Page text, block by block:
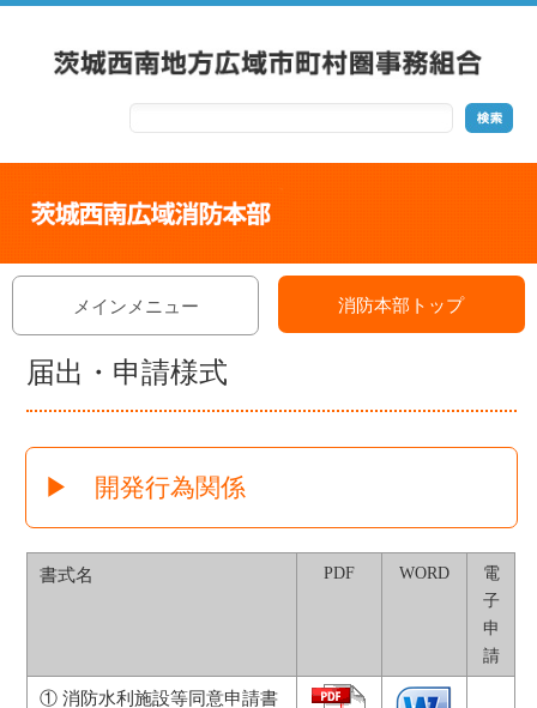
メインメニュー 消防本部トップ
届出・申請様式
▶ 開発行為関係
書式名 PDF WORD
電
子
申
請
① 消防水利施設等同意申請書